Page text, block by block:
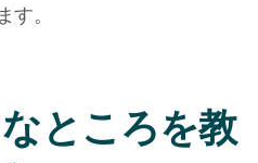
。
ところを教